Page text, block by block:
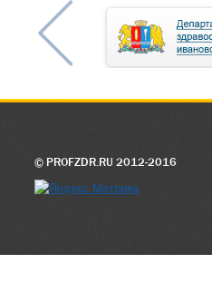
© PROFZDR.RU 2012-2016